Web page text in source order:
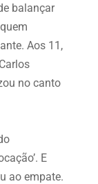
balançar
Aos 11,
no canto
E
ao empate.